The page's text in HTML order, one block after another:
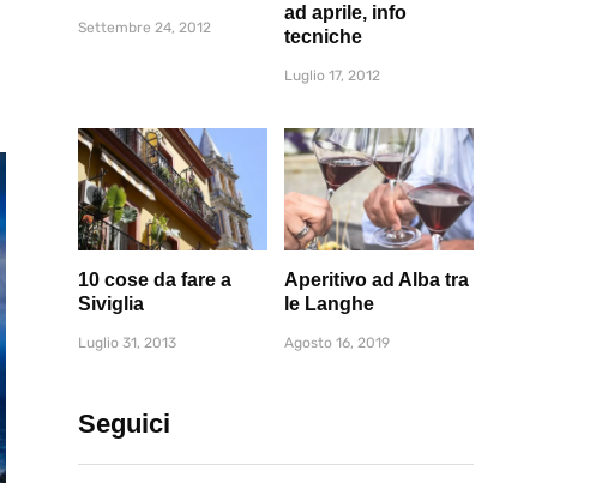
Settembre 24, 2012
ad aprile, info
tecniche
Luglio 17, 2012
10 cose da fare a
Siviglia
Luglio 31, 2013
Aperitivo ad Alba tra
le Langhe
Agosto 16, 2019
Seguici